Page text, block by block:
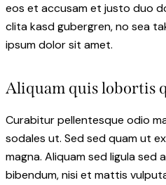
eos et accusam et justo duo
clita kasd gubergren, no sea
ipsum dolor sit amet.
Aliquam quis lobortis
Curabitur pellentesque odio
sodales ut. Sed sed quam ut
magna. Aliquam sed ligula
bibendum, nisi et mattis